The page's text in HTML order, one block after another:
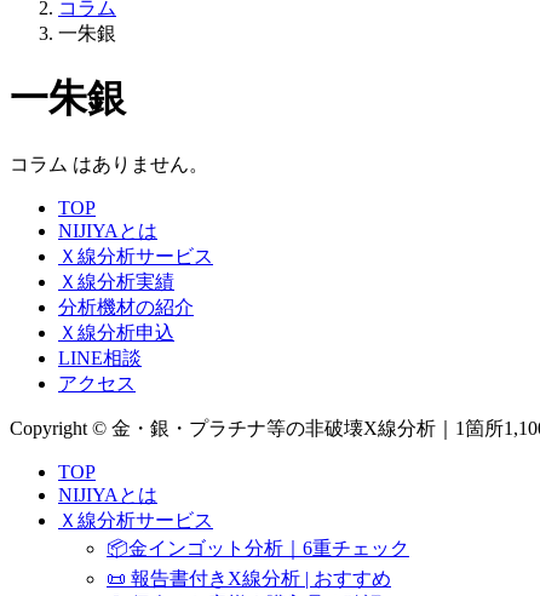
コラム
一朱銀
一朱銀
コラム はありません。
TOP
NIJIYAとは
Ｘ線分析サービス
Ｘ線分析実績
分析機材の紹介
Ｘ線分析申込
LINE相談
アクセス
Copyright © 金・銀・プラチナ等の非破壊X線分析｜1箇所
TOP
NIJIYAとは
Ｘ線分析サービス
📦金インゴット分析｜6重チェック
📜 報告書付きX線分析 | おすすめ